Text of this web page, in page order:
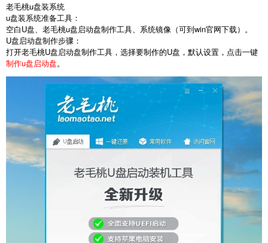
老毛桃u盘装系统
u盘装系统准备工具：
空白U盘、老毛桃u盘启动盘制作工具、系统镜像（可到win官网下载）。
U盘启动盘制作步骤：
打开老毛桃U盘启动盘制作工具，选择要制作的U盘，默认设置，点击一键
制作u盘启动盘。